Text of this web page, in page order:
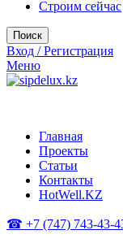
Строим сейчас
Поиск
Вход / Регистрация
Меню
Главная
Проекты
Статьи
Контакты
HotWell.KZ
☎ +7 (747) 743-43-